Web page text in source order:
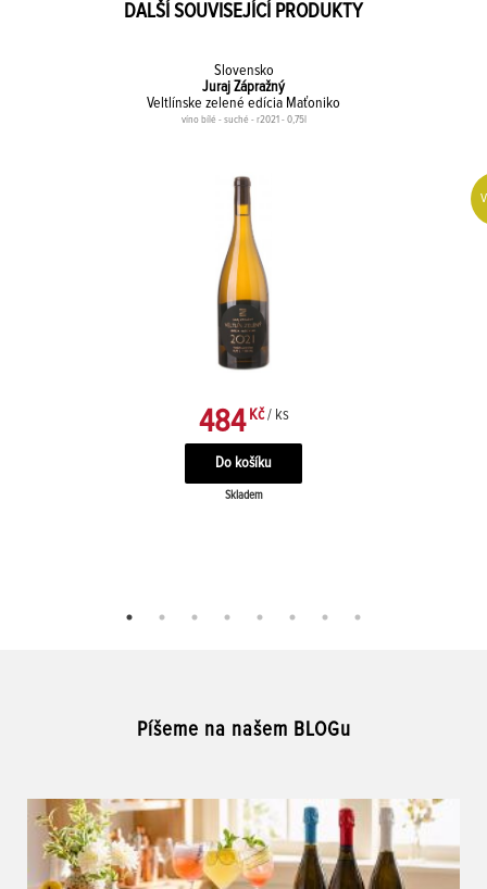
DALŠÍ SOUVISEJÍCÍ PRODUKTY
Slovensko
Juraj Zápražný
Veltlínske zelené edícia Maťoniko
víno bílé - suché - r2021 - 0,75l
484 Kč / ks
Skladem
Píšeme na našem BLOGu